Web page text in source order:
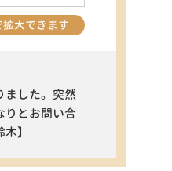
大できます
ました。突然
りとお問い合
】